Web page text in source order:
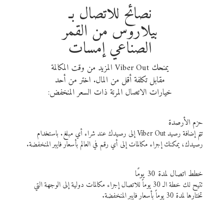
نصائح للاتصال بـ
بيلاروس من القمر
الصناعي إمسات
يمنحك Viber Out المزيد من وقت المكالمة
مقابل تكلفة أقل من المال. اختر من أحد
خيارات الاتصال المرنة ذات السعر المنخفض:
حزم الأرصدة
تتم إضافة رصيد Viber Out إلى رصيدك عند شراء أي مبلغ. باستخدام
رصيدك، يمكنك إجراء مكالمات إلى أي رقم في العالم بأسعار فايبر المنخفضة.
خطط اتصال لمدة 30 يومًا
تتيح لك خطة الـ 30 يوماً للاتصال إجراء مكالمات دولية إلى الوجهة التي
تختارها لمدة 30 يوماً بأسعار فايبر المنخفضة.